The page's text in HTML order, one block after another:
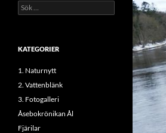
Sök
efter:
KATEGORIER
1. Naturnytt
2. Vattenblänk
3. Fotogalleri
Åsebokrönikan Ål
Fjärilar